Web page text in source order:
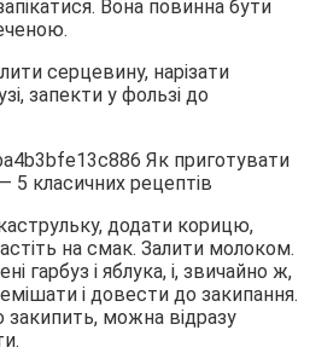
Вона повинна бути
серцевину, нарізати
запекти у фользі до
додати корицю,
на смак. Залити молоком.
гарбуз і яблука, і, звичайно ж,
і довести до закипання.
можна відразу